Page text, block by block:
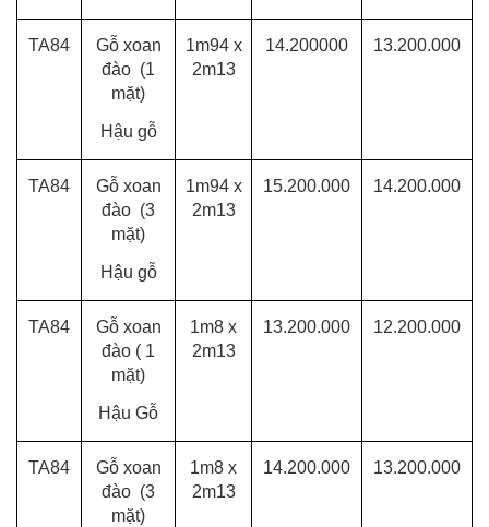
TA84
Gỗ xoan
đào (1
mặt)
Hậu gỗ
1m94 x
2m13
14.200000 13.200.000
TA84
Gỗ xoan
đào (3
mặt)
Hậu gỗ
1m94 x
2m13
15.200.000 14.200.000
TA84
Gỗ xoan
đào ( 1
mặt)
Hậu Gỗ
1m8 x
2m13
13.200.000 12.200.000
TA84
Gỗ xoan
đào (3
mặt)
1m8 x
2m13
14.200.000 13.200.000